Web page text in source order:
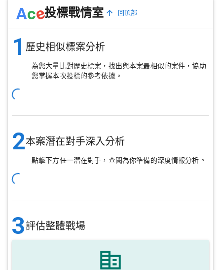
Ace投標戰情室 回頂部
1 歷史相似標案分析
為您大量比對歷史標案，找出與本案最相似的案件，協助
您掌握本次投標的參考依據。
2本案潛在對手深入分析
點擊下方任一潛在對手，查閱為你準備的深度情報分析。
3評估整體戰場